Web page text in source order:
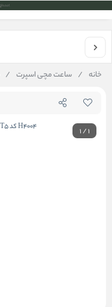
خانه / ساعت مچی اسپرت /
1/1